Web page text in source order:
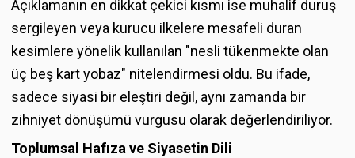
Açıklamanın en dikkat çekici kısmı ise muhalif duruş
sergileyen veya kurucu ilkelere mesafeli duran
kesimlere yönelik kullanılan "nesli tükenmekte olan
üç beş kart yobaz" nitelendirmesi oldu. Bu ifade,
sadece siyasi bir eleştiri değil, aynı zamanda bir
zihniyet dönüşümü vurgusu olarak değerlendiriliyor.
Toplumsal Hafıza ve Siyasetin Dili